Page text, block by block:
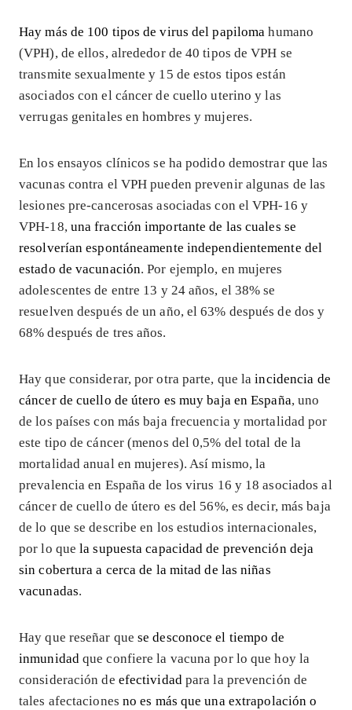
Hay más de 100 tipos de virus del papiloma humano
(VPH), de ellos, alrededor de 40 tipos de VPH se
transmite sexualmente y 15 de estos tipos están
asociados con el cáncer de cuello uterino y las
verrugas genitales en hombres y mujeres.
En los ensayos clínicos se ha podido demostrar que las
vacunas contra el VPH pueden prevenir algunas de las
lesiones pre-cancerosas asociadas con el VPH-16 y
VPH-18, una fracción importante de las cuales se
resolverían espontáneamente independientemente del
estado de vacunación. Por ejemplo, en mujeres
adolescentes de entre 13 y 24 años, el 38% se
resuelven después de un año, el 63% después de dos y
68% después de tres años.
Hay que considerar, por otra parte, que laincidencia de
cáncer de cuello de útero es muy baja en España, uno
de los países con más baja frecuencia y mortalidad por
este tipo de cáncer (menos del 0,5% del total de la
mortalidad anual en mujeres). Así mismo, la
prevalencia en España de los virus 16 y 18 asociados al
cáncer de cuello de útero es del 56%, es decir, más baja
de lo que se describe en los estudios internacionales,
por lo quela supuesta capacidad de prevención deja
sin cobertura a cerca de la mitad de las niñas
vacunadas.
Hay que reseñar quese desconoce el tiempo de
inmunidad que confiere la vacuna por lo que hoy la
consideración de efectividad para la prevención de
tales afectaciones no es más que una extrapolación o